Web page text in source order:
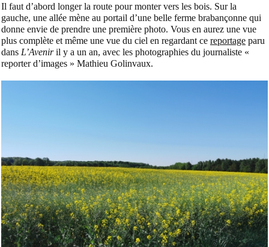
Il faut d’abord longer la route pour monter vers les bois. Sur la
gauche, une allée mène au portail d’une belle ferme brabançonne qui
donne envie de prendre une première photo. Vous en aurez une vue
plus complète et même une vue du ciel en regardant ce reportage paru
dans L’Aveniril y a un an, avec les photographies du journaliste «
reporter d’images » Mathieu Golinvaux.